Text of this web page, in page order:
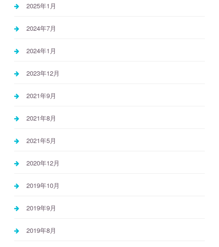
2025年1月
2024年7月
2024年1月
2023年12月
2021年9月
2021年8月
2021年5月
2020年12月
2019年10月
2019年9月
2019年8月